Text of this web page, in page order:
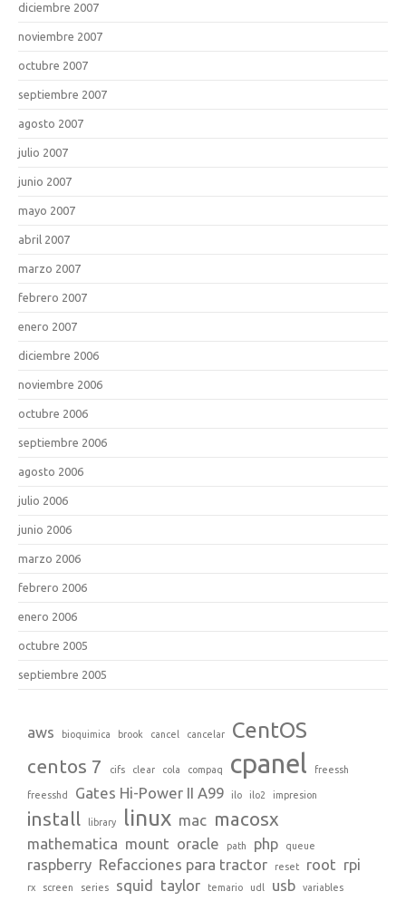
diciembre 2007
noviembre 2007
octubre 2007
septiembre 2007
agosto 2007
julio 2007
junio 2007
mayo 2007
abril 2007
marzo 2007
febrero 2007
enero 2007
diciembre 2006
noviembre 2006
octubre 2006
septiembre 2006
agosto 2006
julio 2006
junio 2006
marzo 2006
febrero 2006
enero 2006
octubre 2005
septiembre 2005
aws bioquimica brook cancel cancelar CentOS
centos 7 cifs clear cola compaq cpanel freessh
freesshd Gates Hi-Power II A99 ilo ilo2 impresion
install library linux mac macosx
mathematica mount oracle path php queue
raspberry Refacciones para tractor reset root rpi
rx screen series squid taylor temario udl usb variables